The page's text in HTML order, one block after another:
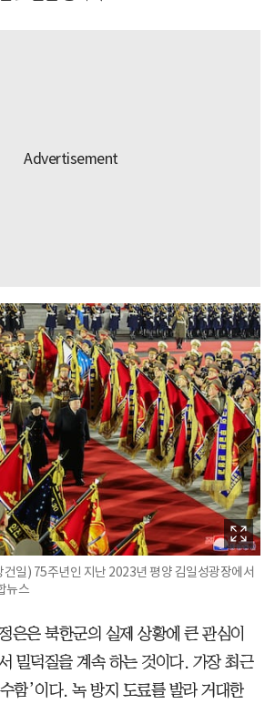
일) 75주년인 지난 2023년 평양 김일성광장에서
뉴스
은은 북한군의 실제 상황에 큰 관심이
밀덕질을 계속 하는 것이다. 가장 최근
함’이다. 녹 방지 도료를 발라 거대한